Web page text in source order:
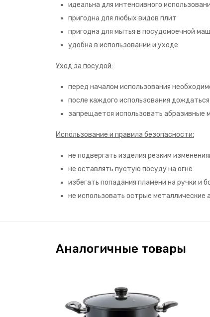
идеальна для интенсивного
пригодна для любых видов плит
пригодна для мытья в посудомоечной
удобна в использовании и уходе
Уход за посудой:
перед началом использования
после каждого использования
запрещается использовать
Использование и правила безопасности:
не подвергать изделия резким
не оставлять пустую посуду на огне
избегать попадания пламени на ручки и
не использовать острые металлические
Аналогичные товары